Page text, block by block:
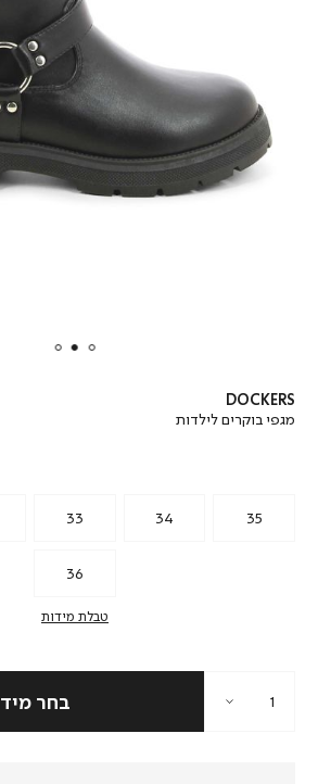
DOCKERS
מגפי בוקרים לילדות
33 34 35
36
טבלת מידות